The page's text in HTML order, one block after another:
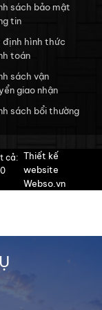
sách bảo mật
tin
định hình thức
toán
sách vận
giao nhận
sách bổi thường
cả: Thiết kế
website
Webso.vn